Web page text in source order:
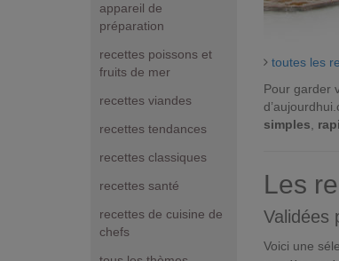
appareil de
préparation
recettes poissons et
fruits de mer
recettes viandes
recettes tendances
recettes classiques
recettes santé
recettes de cuisine de
chefs
toutes les
Pour garder
simples
Les
Validées
Voici une